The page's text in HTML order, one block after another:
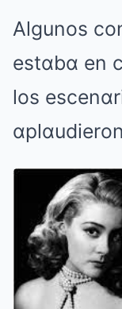
Algunos
estαbα en
los